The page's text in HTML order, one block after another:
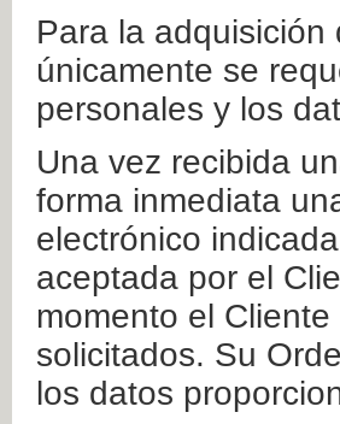
Para la
únicamente se
personales y los
Una vez recibida
forma inmediata
electrónico
aceptada por el
momento el
solicitados. Su
los datos